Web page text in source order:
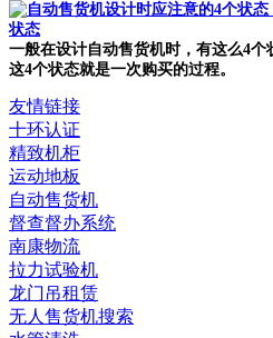
状态
一般在设计自动售货机时，有这么4个
这4个状态就是一次购买的过程。
友情链接
十环认证
精致机柜
运动地板
自动售货机
督查督办系统
南康物流
拉力试验机
龙门吊租赁
无人售货机搜索